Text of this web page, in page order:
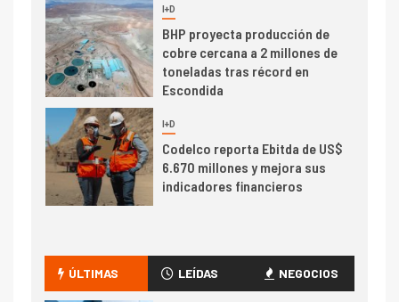
6 I+D
BHP proyecta producción de
cobre cercana a 2 millones de
toneladas tras récord en
Escondida
I+D
Codelco reporta Ebitda de US$
6.670 millones y mejora sus
indicadores financieros
camión 100% eléctrico para
transportar cátodos al Puerto
ÚLTIMAS LEÍDAS NEGOCIOS